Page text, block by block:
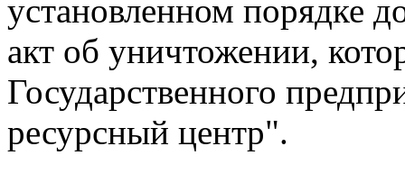
установленном порядке
акт об уничтожении,
Государственного
ресурсный центр".